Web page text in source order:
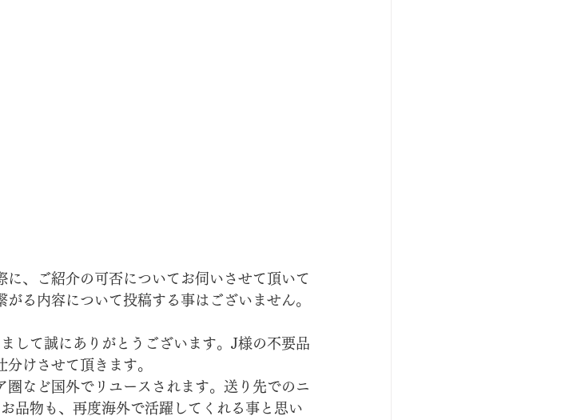
、ご紹介の可否についてお伺いさせて頂いて
る内容について投稿する事はございません。
して誠にありがとうございます。J様の不要品
けさせて頂きます。
など国外でリユースされます。送り先でのニ
品物も、再度海外で活躍してくれる事と思い